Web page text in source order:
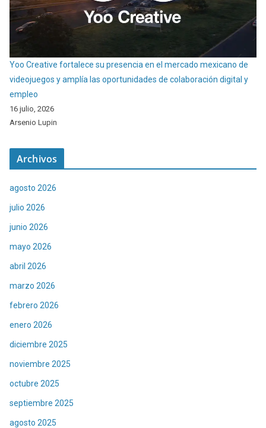
Yoo Creative fortalece su presencia en el mercado mexicano de
videojuegos y amplía las oportunidades de colaboración digital y
empleo
16 julio, 2026
Arsenio Lupin
Archivos
agosto 2026
julio 2026
junio 2026
mayo 2026
abril 2026
marzo 2026
febrero 2026
enero 2026
diciembre 2025
noviembre 2025
octubre 2025
septiembre 2025
agosto 2025